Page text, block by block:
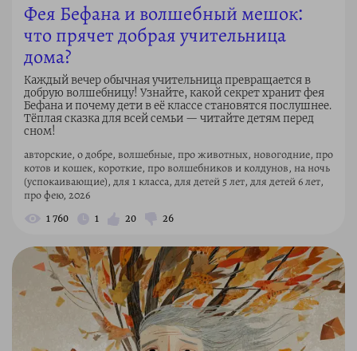
Фея Бефана и волшебный мешок:
что прячет добрая учительница
дома?
Каждый вечер обычная учительница превращается в
добрую волшебницу! Узнайте, какой секрет хранит фея
Бефана и почему дети в её классе становятся послушнее.
Тёплая сказка для всей семьи — читайте детям перед
сном!
авторские, о добре, волшебные, про животных, новогодние, про
котов и кошек, короткие, про волшебников и колдунов, на ночь
(успокаивающие), для 1 класса, для детей 5 лет, для детей 6 лет,
про фею, 2026
1 760 1 20 26